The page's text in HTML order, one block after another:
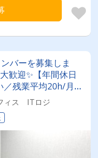
バーを募集しま
歓迎✨【年間休日
／残業平均20h/月】
ィス ITロジ